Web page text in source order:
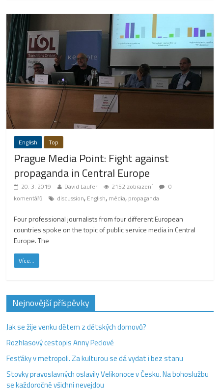
English Top
Prague Media Point: Fight against
propaganda in Central Europe
20. 3. 2019 David Laufer 2152 zobrazení
0
komentářů
discussion, English, média, propaganda
Four professional journalists from four different European
countries spoke on the topic of public service media in Central
Europe. The
Více...
Nejnovější příspěvky
Jak se žije venku dětem z dětských domovů?
Rozhlasový cestopis Anny Peclové
Fesťáky v metropoli. Za kulturou se dá vydat i bez stanu
Stovky pravoslavných oslavily Velikonoce v Česku. Na bohoslužbu
se každoročně všichni nevejdou